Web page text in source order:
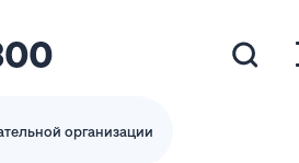
организации